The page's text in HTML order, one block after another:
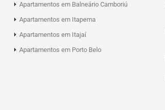
Apartamentos em Balneário Camboriú
Apartamentos em Itapema
Apartamentos em Itajaí
Apartamentos em Porto Belo